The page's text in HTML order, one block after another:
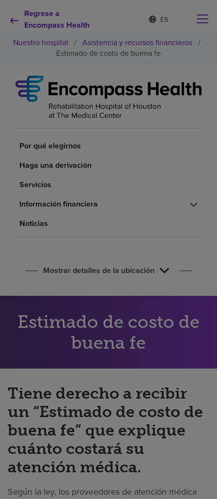
Regrese a
Encompass Health
Lista
de
contraída
d
o
m
e
c
Por qué debe elegirnos
Servicios de rehabilitación
Pacientes y cuidadores
Recursos de salud
Buscar un centro
Pagar mi factura
Nuestro hospital / Asistencia y recursos financieros /
Estimado de costo de buena fe
Por qué elegirnos
Haga una derivación
Servicios
Información financiera
Noticias
Mostrar detalles de la ubicación
Estimado de costo de
buena fe
Tiene derecho a recibir
un “Estimado de costo de
buena fe” que explique
cuánto costará su
atención médica.
Según la ley, los proveedores de atención médica